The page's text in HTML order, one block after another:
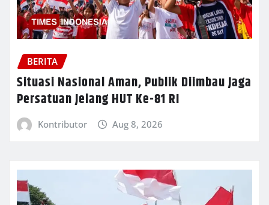
BERITA
Situasi Nasional Aman, Publik Diimbau Jaga
Persatuan Jelang HUT Ke-81 RI
Kontributor Aug 8, 2026